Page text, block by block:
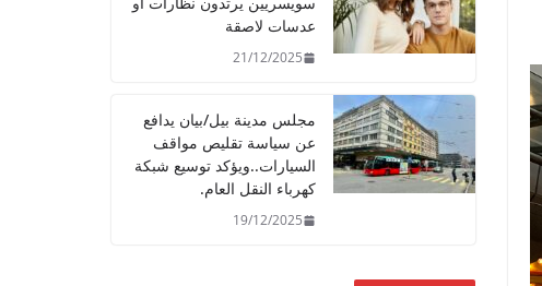
عدسات لاصقة
21/12/2025
مجلس مدينة بيل/بيان يدافع
عن سياسة تقليص مواقف
السيارات..ويؤكد توسيع شبكة
كهرباء النقل العام.
19/12/2025